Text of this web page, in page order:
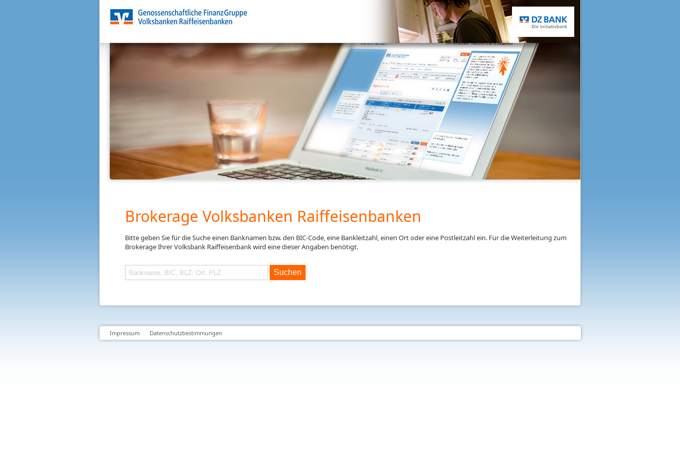
Brokerage Volksbanken Raiffeisenbanken
Bitte geben Sie für die Suche einen Banknamen bzw. den BIC-Code, eine Bankleitzahl, einen Ort oder eine Postleitzahl ein. Für die Weiterleitung zum
Brokerage Ihrer Volksbank Raiffeisenbank wird eine dieser Angaben benötigt.
Suchen
Impressum Datenschutzbestimmungen